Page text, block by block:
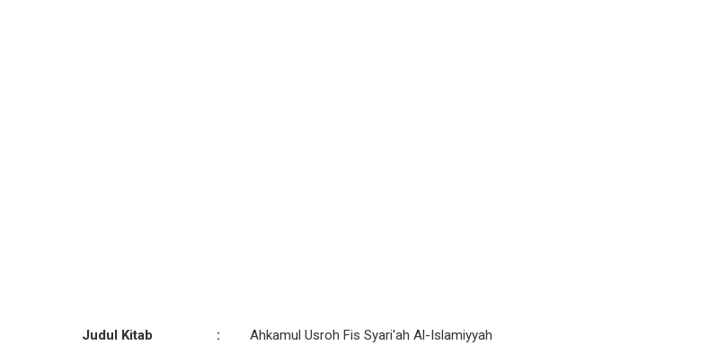
Judul Kitab : Ahkamul Usroh Fis Syari'ah Al-Islamiyyah